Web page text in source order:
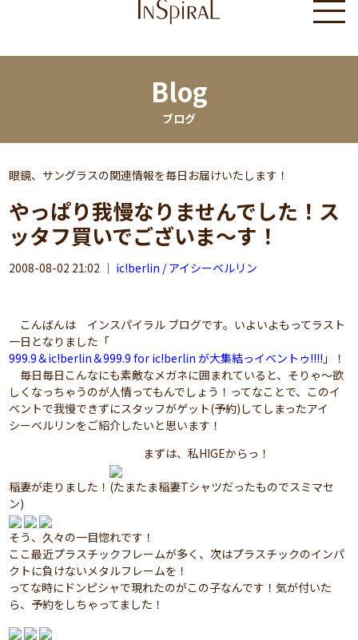
Blog
ブログ
眼鏡、サングラスの関連情報を毎日お届けいたします！
やっぱり我慢なりませんでした！ス
ッタフ買いでございま～す！
2008-08-02 21:02 ｜ ic!berlin / アイシーベルリン
こんばんは インスパイラル ブログです。いよいよもってラスト
一日となりました「
999.9＆ic!berlin＆999.9 for ic!berlin が大集結っイベントゥ!!!! 」！
毎日毎日こんなにも素敵なメガネに囲まれていると、そりゃ～欲
しくなっちゃうのが人情ってもんでしょう！ってなことで、このイ
ベントで我慢できずにスタッフがゲット(予約)してしまったアイ
シーベルリンをご紹介したいと思います！
まずは、私HIGEからっ！
稲妻が走りました！(たまたま稲妻Tシャツだったものでスミマセ
ン)
そう、久々の一目惚れです！
ここ最近プラスチックフレームが多く、次はプラスチックのインパ
クトに負けないメタルフレームを！
ってな時にドンピシャで現れたのがこの子なんです！気が付いた
ら、予約をしちゃってました！